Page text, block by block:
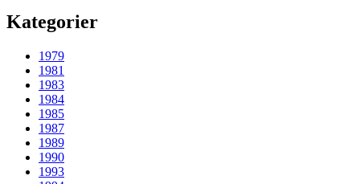
Kategorier
1979
1981
1983
1984
1985
1987
1989
1990
1993